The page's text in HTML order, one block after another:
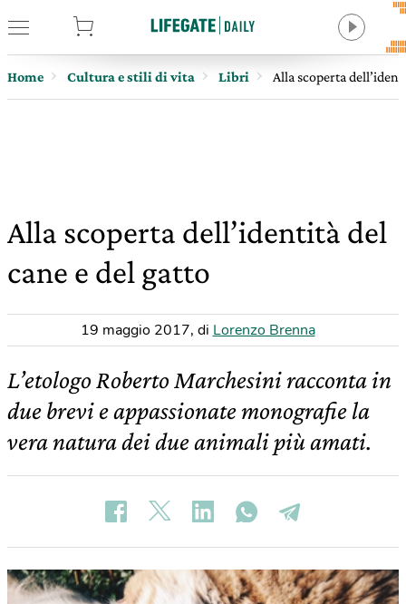
Home Cultura e stili di vita Libri Alla scoperta
Alla scoperta dell’identità del
cane e del gatto
19 maggio 2017, di Lorenzo Brenna
L’etologo Roberto Marchesini racconta in
due brevi e appassionate monografie la
vera natura dei due animali più amati.